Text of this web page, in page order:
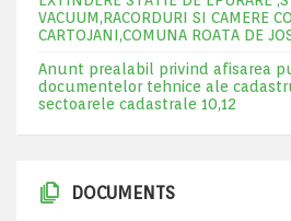
VACUUM,RACORDURI SI CAMERE
CARTOJANI,COMUNA ROATA DE
Anunt prealabil privind afisarea
documentelor tehnice ale
sectoarele cadastrale 10,12
DOCUMENTS